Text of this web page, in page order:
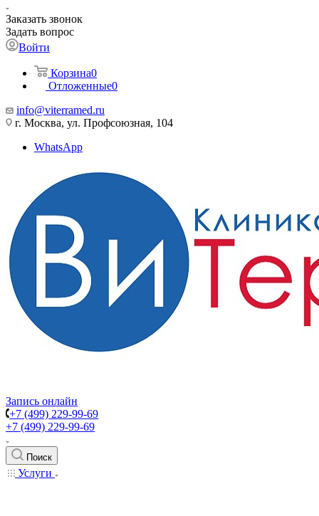
Заказать звонок
Задать вопрос
Войти
Корзина0
Отложенные0
info@viterramed.ru
г. Москва, ул. Профсоюзная, 104
WhatsApp
Запись онлайн
+7 (499) 229-99-69
+7 (499) 229-99-69
Поиск
Услуги